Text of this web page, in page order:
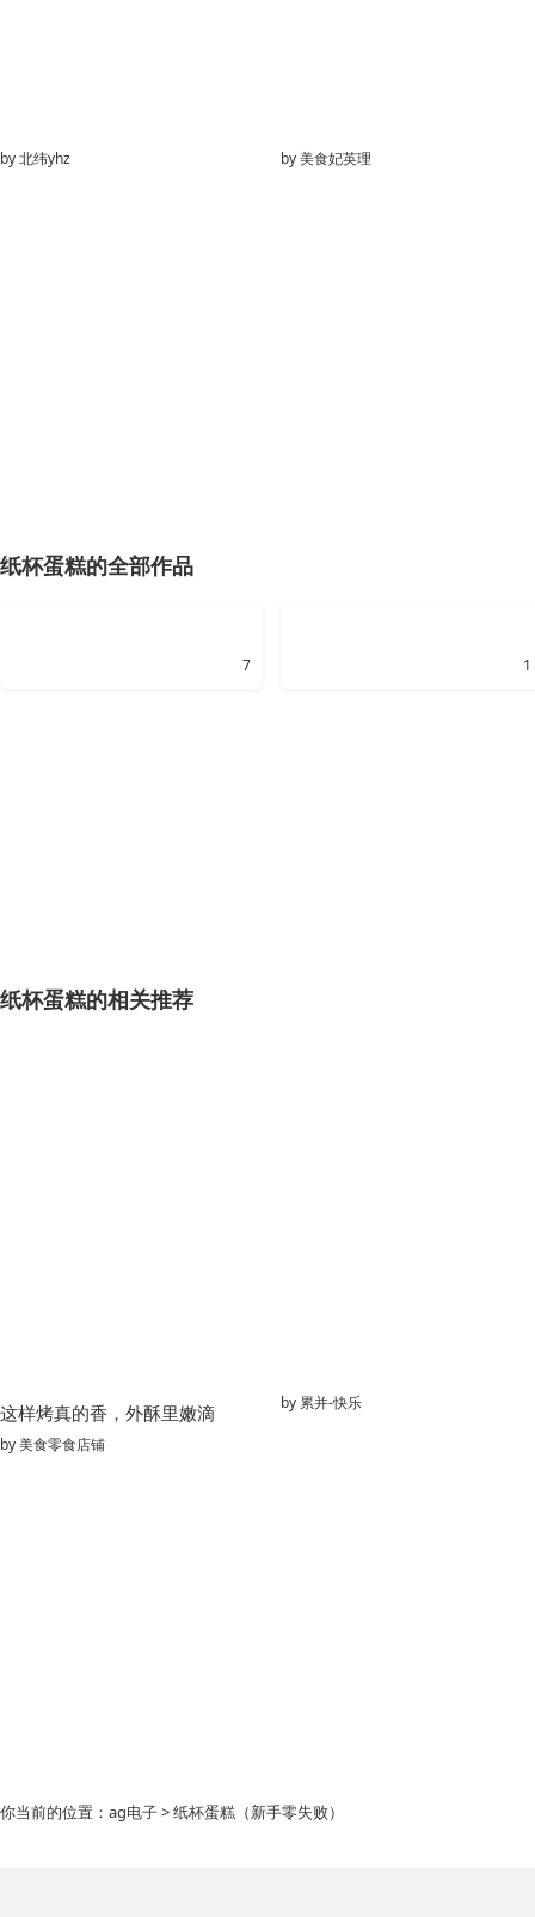
by北纬yhz by美食妃英理
纸杯蛋糕的全部作品
7 1
纸杯蛋糕的相关推荐
这样烤真的香，外酥里嫩滴
by美食零食店铺
by 累并-快乐
你当前的位置： ag电子> 纸杯蛋糕（新手零失败）